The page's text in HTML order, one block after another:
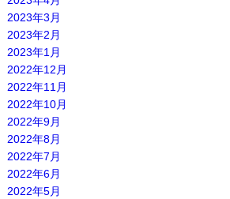
2023年3月
2023年2月
2023年1月
2022年12月
2022年11月
2022年10月
2022年9月
2022年8月
2022年7月
2022年6月
2022年5月